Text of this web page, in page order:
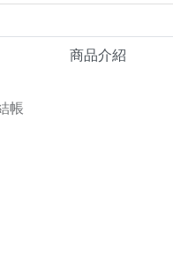
商品介紹
帳